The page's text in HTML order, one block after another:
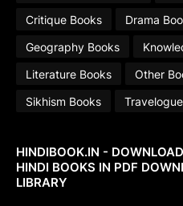
Critique Books
Drama
Geography Books
Literature Books
Other
Sikhism Books
HINDIBOOK.IN -
HINDI BOOKS IN PDF
LIBRARY